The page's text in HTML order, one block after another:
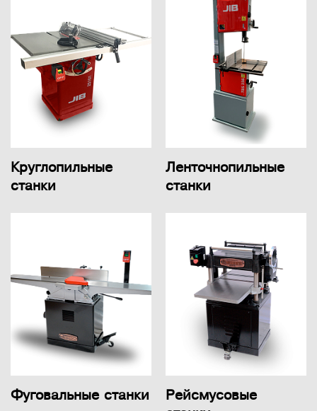
Круглопильные
станки
Ленточнопильные
станки
Фуговальные станки
Рейсмусовые